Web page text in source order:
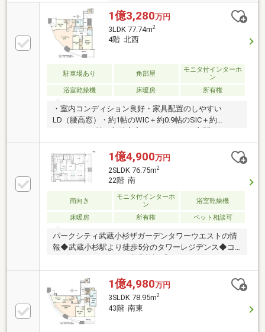
1億3,280万円
3LDK 77.74m2
4階 北西
駐車場あり 角部屋
モニタ付インターホ
ン
浴室乾燥機
床暖房 所有権
・室内コンディション良好・家具配置のしやすい
LD（腰高窓）・約1帖のWIC＋約0.9帖のSIC＋約
り・1620サイズのゆとりある浴室・各居室4.5帖以上・
4階北西角部屋住戸の為、眺望、通風良好・食洗機、
ディスポーザー、浄水器、浴室乾燥機、床暖房完備・
三井不動産レジデンシャル旧分譲・竹中工務店施工の
共用施設・各階ゴミステーション（24時間可）・24時
間有人管理・ペット飼育可能（細則あり）
1億4,900万円
2SLDK 76.75m2
22階 南
南向き
モニタ付インターホ
ン
浴室乾燥機
床暖房 所有権 ペット相談可
パークシティ武蔵小杉ザガーデンタワーウエストの情
報◆武蔵小杉駅より徒歩5分のタワーレジデンス◆コ
COMMONS」が隣接し、高い利便性と賑わいを創出◆
ラウンジ、ゲストルームなど、大規模タワーならでは
の充実した共用施設◆コンシェルジュサービス、24時
間有人管理体制、ホテルライクな内廊下設計で高い居
住性を実現～～弊社サービス～～◆SUUMO掲載物
件、全てご紹介可能♪◇銀行事前審査・税金相談・相
1億4,980万円
3SLDK 78.95m2
43階 南東